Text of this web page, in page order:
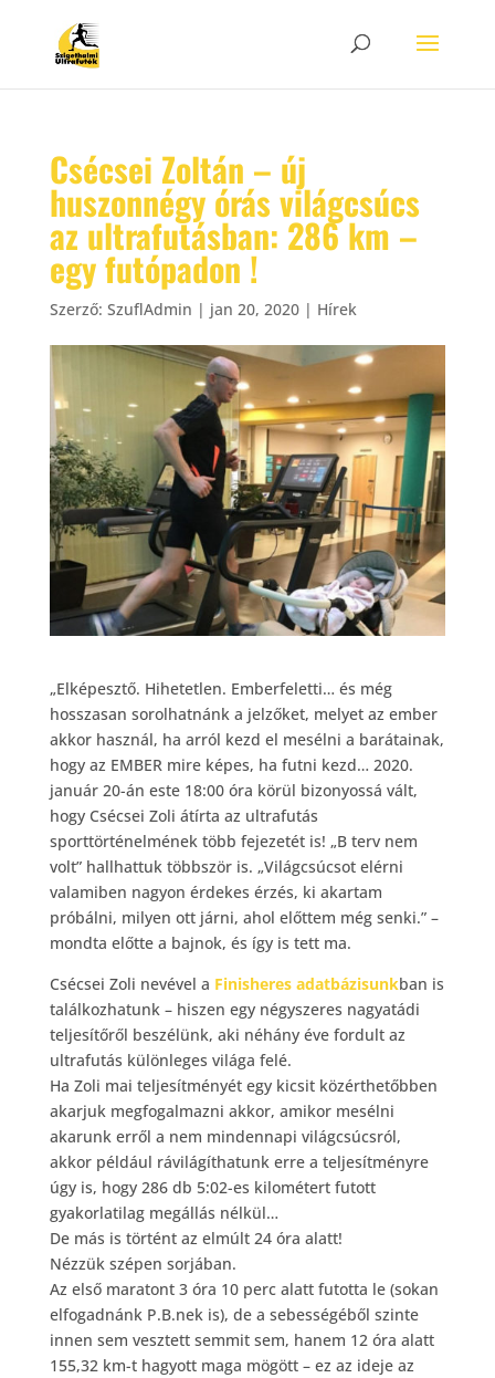
Csécsei Zoltán – új
huszonnégy órás világcsúcs
az ultrafutásban: 286 km –
egy futópadon !
Szerző: SzuflAdmin | jan 20, 2020| Hírek
„Elképesztő. Hihetetlen. Emberfeletti… és még
hosszasan sorolhatnánk a jelzőket, melyet az ember
akkor használ, ha arról kezd el mesélni a barátainak,
hogy az EMBER mire képes, ha futni kezd… 2020.
január 20-án este 18:00 óra körül bizonyossá vált,
hogy Csécsei Zoli átírta az ultrafutás
sporttörténelmének több fejezetét is! „B terv nem
volt” hallhattuk többször is. „Világcsúcsot elérni
valamiben nagyon érdekes érzés, ki akartam
próbálni, milyen ott járni, ahol előttem még senki.” –
mondta előtte a bajnok, és így is tett ma.
Csécsei Zoli nevével a Finisheres adatbázisunkban is
találkozhatunk – hiszen egy négyszeres nagyatádi
teljesítőről beszélünk, aki néhány éve fordult az
ultrafutás különleges világa felé.
Ha Zoli mai teljesítményét egy kicsit közérthetőbben
akarjuk megfogalmazni akkor, amikor mesélni
akarunk erről a nem mindennapi világcsúcsról,
akkor például rávilágíthatunk erre a teljesítményre
úgy is, hogy 286 db 5:02-es kilométert futott
gyakorlatilag megállás nélkül…
De más is történt az elmúlt 24 óra alatt!
Nézzük szépen sorjában.
Az első maratont 3 óra 10 perc alatt futotta le (sokan
elfogadnánk P.B.nek is), de a sebességéből szinte
innen sem vesztett semmit sem, hanem 12 óra alatt
155,32 km-t hagyott maga mögött – ez az ideje az